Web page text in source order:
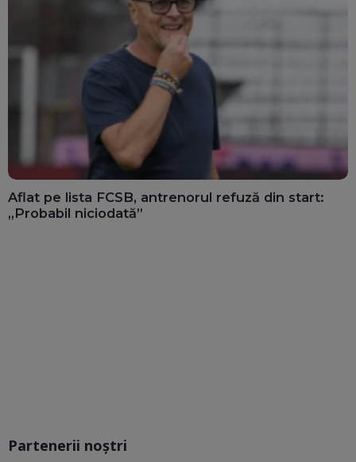
Aflat pe lista FCSB, antrenorul refuză din start:
„Probabil niciodată”
Partenerii noștri